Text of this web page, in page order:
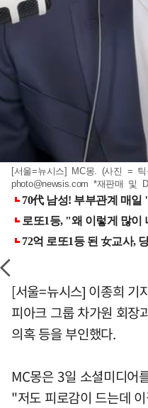
[서울=뉴시스] MC몽. (사진 =
photo@newsis.com *재판매 및
[서울=뉴시스] 이종희 기
피아크 그룹 차가원 회장
의혹 등을 부인했다.
MC몽은 3일 소셜미디어
"저도 피로감이 드는데